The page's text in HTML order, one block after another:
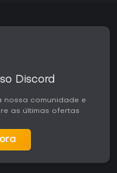
Discord
nossa comunidade e
as últimas ofertas